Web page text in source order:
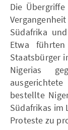
Die
Südafrika
Etwa
Staatsbürger
Nigerias
bestellte
Südafrikas im
Proteste zu